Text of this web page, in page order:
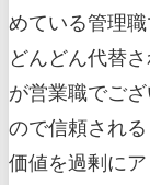
めている管理
どんどん代替
が営業職でご
ので信頼され
価値を過剰に